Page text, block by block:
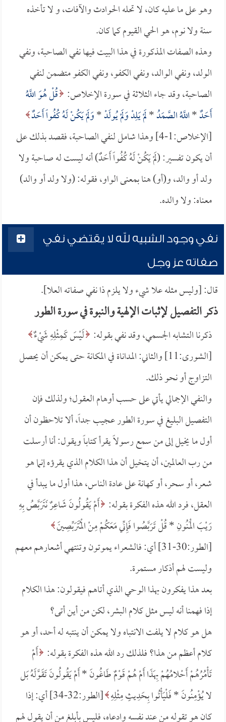
وهو على ما عليه كان، لا تحله الحوادث والآفات، و لا تأخذه
سنة ولا نوم، هو الحي القيوم كما كان.
وهذه الصفات المذكورة في هذا البيت فيها نفي الصاحبة، ونفي
الولد، ونفي الوالد، ونفي الكفو، ونفي الكفو متضمن لنفي
الصاحبة، وقد جاء الثلاثة في سورة الإخلاص: قُلْ هُوَ اللَّهُ
أَحَدٌ*اللَّهُ الصَّمَدُ*لَمْ يَلِدْ وَلَمْ يُولَدْ*وَلَمْ يَكُنْ لَهُ كُفُواً أَحَدٌ
[الإخلاص:1-4] وهذا شامل لنفي الصاحبة، فقصد بذلك على
أن يكون تفسير: (لَمْ يَكُنْ لَهُ كُفُواً أَحَدٌ) أنه ليست له صاحبة ولا
ولد أو والد، و(أو) هنا بمعنى الواو، فقوله: (ولا ولد أو والد)
معناه: ولا والده.
نفي وجود الشبيه لله لا يقتضي نفي
صفاته عز وجل
قال: [وليس مثله علا شيء ولا يلزم ذا نفي صفاته العلا].
ذكر التفصيل لإثبات الإلهية والنبوة في سورة الطور
ذكرنا التشابه الجسمي، وقد نفي بقوله: لَيْسَ كَمِثْلِهِ شَيْءٌ
[الشورى:11] والثاني: المداناة في المكانة حتى يمكن أن يحصل
التزاوج أو نحو ذلك.
والنفي الإجمالي يأتي على حسب أوهام العقول؛ ولذلك فإن
التفصيل البليغ في سورة الطور عجيب جداً، ألا تلاحظون أن
أول ما يخيل إلى من سمع رسولاً يقرأ كتاباً ويقول: أنا أرسلت
من رب العالمين، أن يتخيل أن هذا الكلام الذي يقرؤه إنما هو
شعر، أو سحر، أو كهانة على عادة الناس، هذا أول ما يبدأ في
العقل، فرد الله هذه الفكرة بقوله: أَمْ يَقُولُونَ شَاعِرٌ نَتَرَبَّصُ بِهِ
رَيْبَ الْمَنُونِ *قُلْ تَرَبَّصُوا فَإِنِّي مَعَكُمْ مِنْ الْمُتَرَبِّصِينَ
[الطور:30-31] أي: فالشعراء يموتون وتنتهي أشعارهم معهم
وليست لهم أذكار مستمرة.
بعد هذا يفكرون بهذا الوحي الذي أتاهم فيقولون: هذا الكلام
إذا فهمنا أنه ليس مثل كلام البشر، لكن من أين أتى؟
هل هو كلام لا يلفت الانتباه ولا يمكن أن ينتبه له أحد، أو هو
كلام أعظم من هذا؟ فلذلك رد الله هذه الفكرة بقوله: أَمْ
تَأْمُرُهُمْ أَحْلامُهُمْ بِهَذَا أَمْ هُمْ قَوْمٌ طَاغُونَ *أَمْ يَقُولُونَ تَقَوَّلَهُ بَل
لا يُؤْمِنُونَ *فَلْيَأْتُوا بِحَدِيثٍ مِثْلِهِ
[الطور:32-34] أي: إذا
كان هو تقوله من عند نفسه وادعاه، فليس بأبلغ من أن يقول لهم